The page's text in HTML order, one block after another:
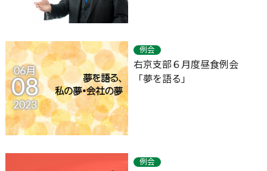
06月
08
2023
例会
右京支部６月度昼食例会
「夢を語る」
例会